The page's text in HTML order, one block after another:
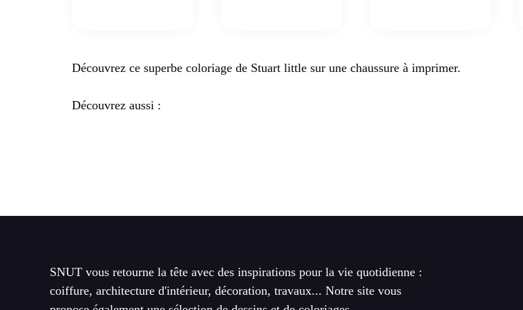
Découvrez ce superbe coloriage de Stuart little sur une chaussure à imprimer.
Découvrez aussi :
SNUT vous retourne la tête avec des inspirations pour la vie quotidienne :
coiffure, architecture d'intérieur, décoration, travaux... Notre site vous